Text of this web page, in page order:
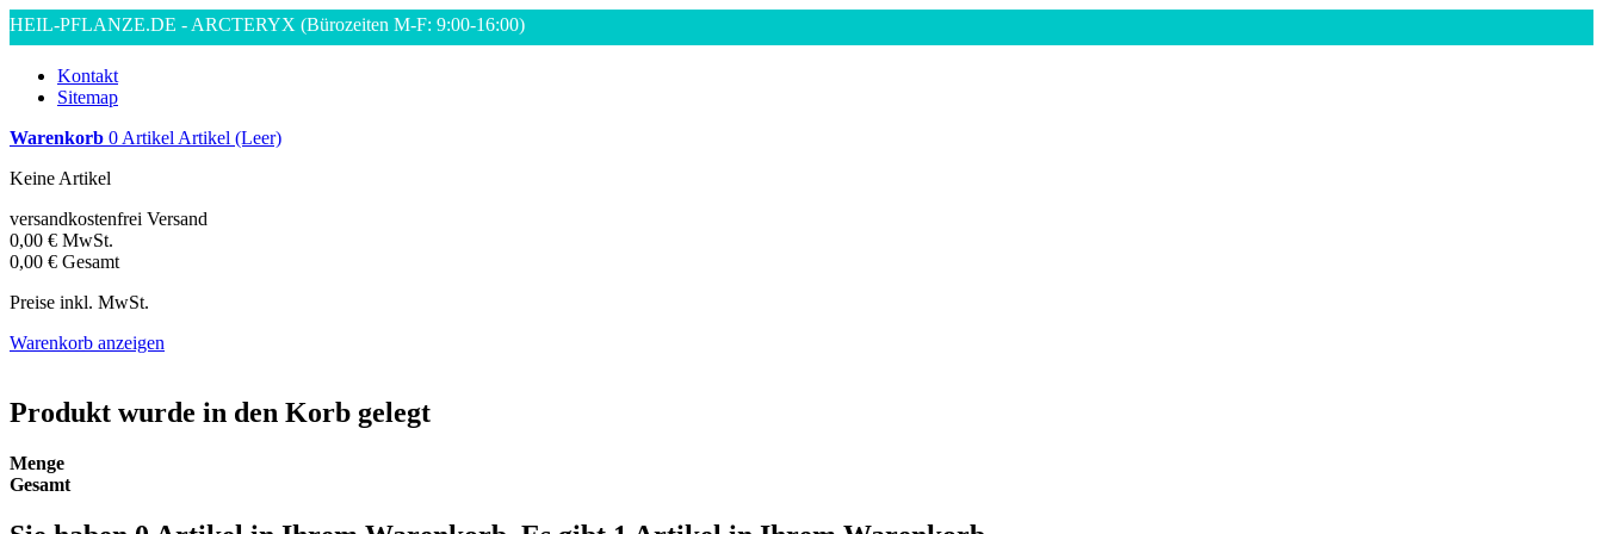
HEIL-PFLANZE.DE - ARCTERYX (Bürozeiten M-F: 9:00-16:00)
Kontakt
Sitemap
Warenkorb 0 Artikel Artikel (Leer)
Keine Artikel
versandkostenfrei Versand
0,00 € MwSt.
0,00 € Gesamt
Preise inkl. MwSt.
Warenkorb anzeigen
Produkt wurde in den Korb gelegt
Menge
Gesamt